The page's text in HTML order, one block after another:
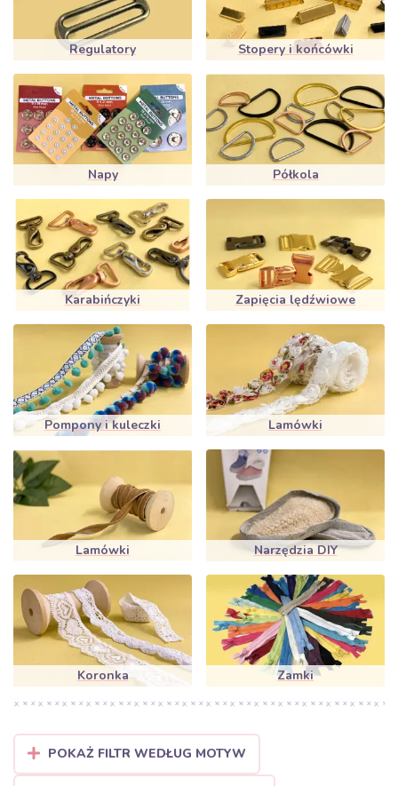
Regulatory Stopery i końcówki
Napy Półkola
Karabińczyki Zapięcia lędźwiowe
Pompony i kuleczki Lamówki
Lamówki Narzędzia DIY
Koronka Zamki
POKAŻ FILTR WEDŁUG MOTYW